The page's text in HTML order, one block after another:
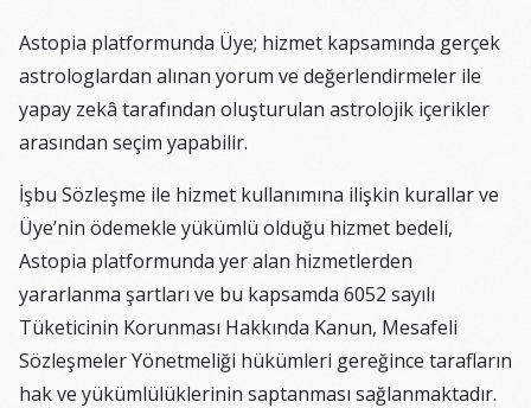
Astopia platformunda Üye; hizmet kapsamında gerçek
astrologlardan alınan yorum ve değerlendirmeler ile
yapay zekâ tarafından oluşturulan astrolojik içerikler
arasından seçim yapabilir.
İşbu Sözleşme ile hizmet kullanımına ilişkin kurallar ve
Üye’nin ödemekle yükümlü olduğu hizmet bedeli,
Astopia platformunda yer alan hizmetlerden
yararlanma şartları ve bu kapsamda 6052 sayılı
Tüketicinin Korunması Hakkında Kanun, Mesafeli
Sözleşmeler Yönetmeliği hükümleri gereğince tarafların
hak ve yükümlülüklerinin saptanması sağlanmaktadır.